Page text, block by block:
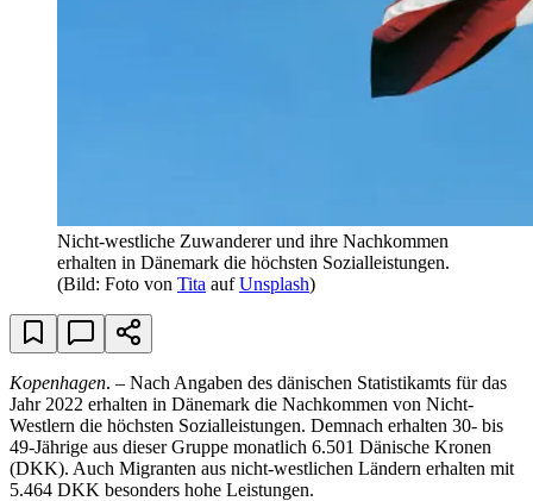
Nicht-westliche Zuwanderer und ihre Nachkommen
erhalten in Dänemark die höchsten Sozialleistungen.
(Bild: Foto von Tita aufUnsplash)
Kopenhagen. – Nach Angaben des dänischen Statistikamts für das
Jahr 2022 erhalten in Dänemark die Nachkommen von Nicht-
Westlern die höchsten Sozialleistungen. Demnach erhalten 30- bis
49-Jährige aus dieser Gruppe monatlich 6.501 Dänische Kronen
(DKK). Auch Migranten aus nicht-westlichen Ländern erhalten mit
5.464 DKK besonders hohe Leistungen.